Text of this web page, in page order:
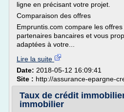
ligne en précisant votre projet.
Comparaison des offres
Empruntis.com compare les
partenaires bancaires et vous
adaptées à votre...
Lire la suite
Date: 2018-05-12 16:09:41
Site : http://assurance-epargne-
Taux de crédit
immobilier